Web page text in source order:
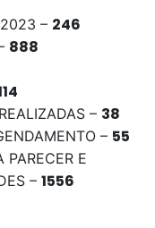
2023 – 246
888
– 38
– 55
PARECER E
–1556